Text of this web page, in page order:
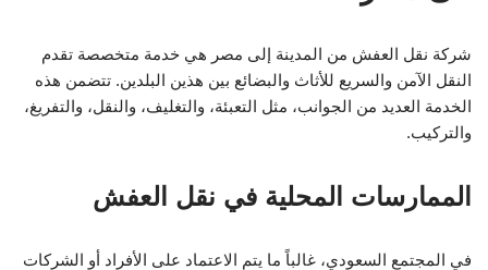
شركة نقل العفش من المدينة إلى مصر هي خدمة متخصصة تقدم
النقل الآمن والسريع للأثاث والبضائع بين هذين البلدين. تتضمن هذه
الخدمة العديد من الجوانب، مثل التعبئة، والتغليف، والنقل، والتفريغ،
والتركيب.
الممارسات المحلية في نقل العفش
في المجتمع السعودي، غالباً ما يتم الاعتماد على الأفراد أو الشركات